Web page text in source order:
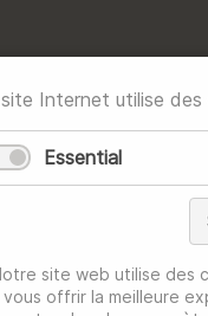
Internet utilise des
Essential
site web utilise des
vous offrir la meilleure